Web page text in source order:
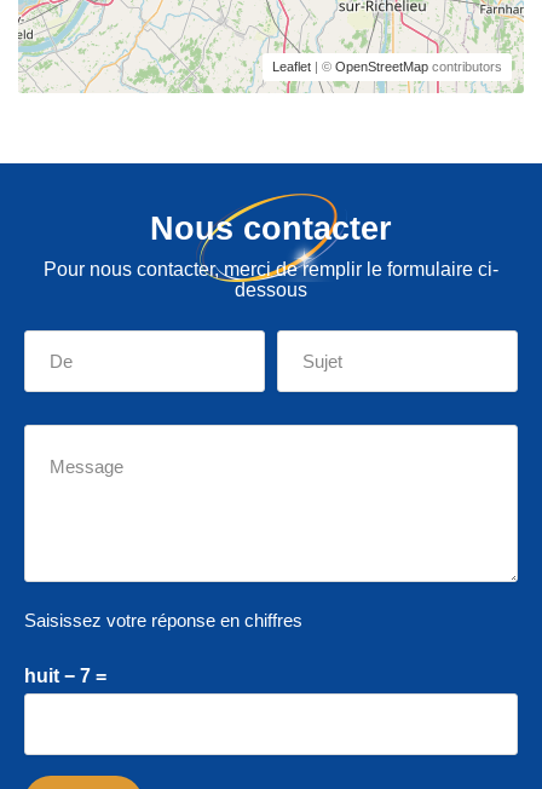
Leaflet | © OpenStreetMap contributors
Nous contacter
Pour nous contacter, merci de remplir le formulaire ci-
dessous
Saisissez votre réponse en chiffres
huit − 7 =